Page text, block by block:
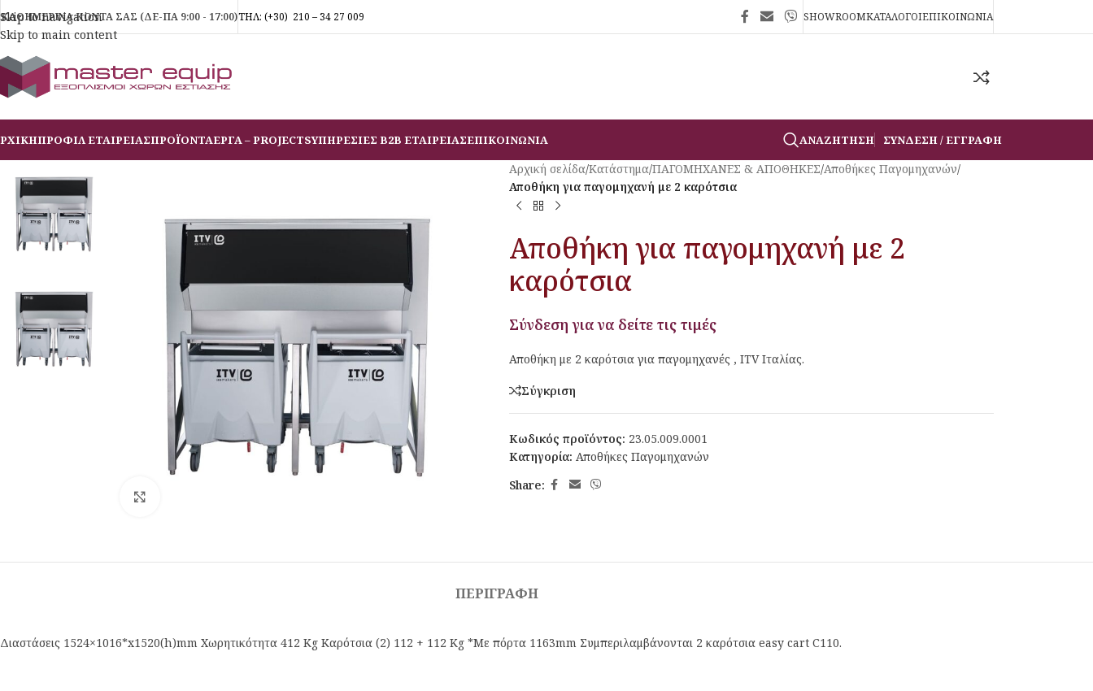
Skip to navigation
Skip to main content
ΚΑΘΗΜΕΡΙΝΑ ΚΟΝΤΑ ΣΑΣ (ΔΕ-ΠΑ 9:00 - 17:00)ΤΗΛ: (+30) 210 – 34 27 009 SHOWROOMΚΑΤΑΛΟΓΟΙΕΠΙΚΟΙΝΩΝΙΑ
ΠΡΟΦΙΛ ΕΤΑΙΡΕΙΑΣΠΡΟΪΟΝΤΑΕΡΓΑ – PROJECTSΥΠΗΡΕΣΙΕΣ B2B ΕΤΑΙΡΕΙΑΣΕΠΙΚΟΙΝΩΝΙΑ ΑΝΑΖΉΤΗΣΗ ΣΎΝΔΕΣΗ / ΕΓΓΡΑΦΉ
Αρχική σελίδα/Κατάστημα/ΠΑΓΟΜΗΧΑΝΕΣ & ΑΠΟΘΗΚΕΣ/Αποθήκες Παγομηχανών/
Αποθήκη για παγομηχανή με 2 καρότσια
Αποθήκη για παγομηχανή με 2
καρότσια
Σύνδεση για να δείτε τις τιμές
Αποθήκη με 2 καρότσια για παγομηχανές , ITV Ιταλίας.
Σύγκριση
Κωδικός προϊόντος: 23.05.009.0001
Κατηγορία: Αποθήκες Παγομηχανών
Share:
ΠΕΡΙΓΡΑΦΉ
Διαστάσεις 1524×1016*x1520(h)mm Χωρητικότητα 412 Kg Καρότσια (2) 112 + 112 Κg *Με πόρτα 1163mm Συμπεριλαμβάνονται 2 καρότσια easy cart C110.